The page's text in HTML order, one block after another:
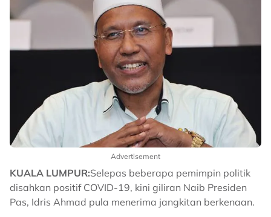
Advertisement
KUALA LUMPUR:Selepas beberapa pemimpin politik
disahkan positif COVID-19, kini giliran Naib Presiden
Pas, Idris Ahmad pula menerima jangkitan berkenaan.